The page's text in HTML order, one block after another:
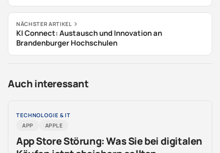
NÄCHSTER ARTIKEL
KI Connect: Austausch und Innovation an
Brandenburger Hochschulen
Auch interessant
TECHNOLOGIE & IT
APP
APPLE
App Store Störung: Was Sie bei digitalen